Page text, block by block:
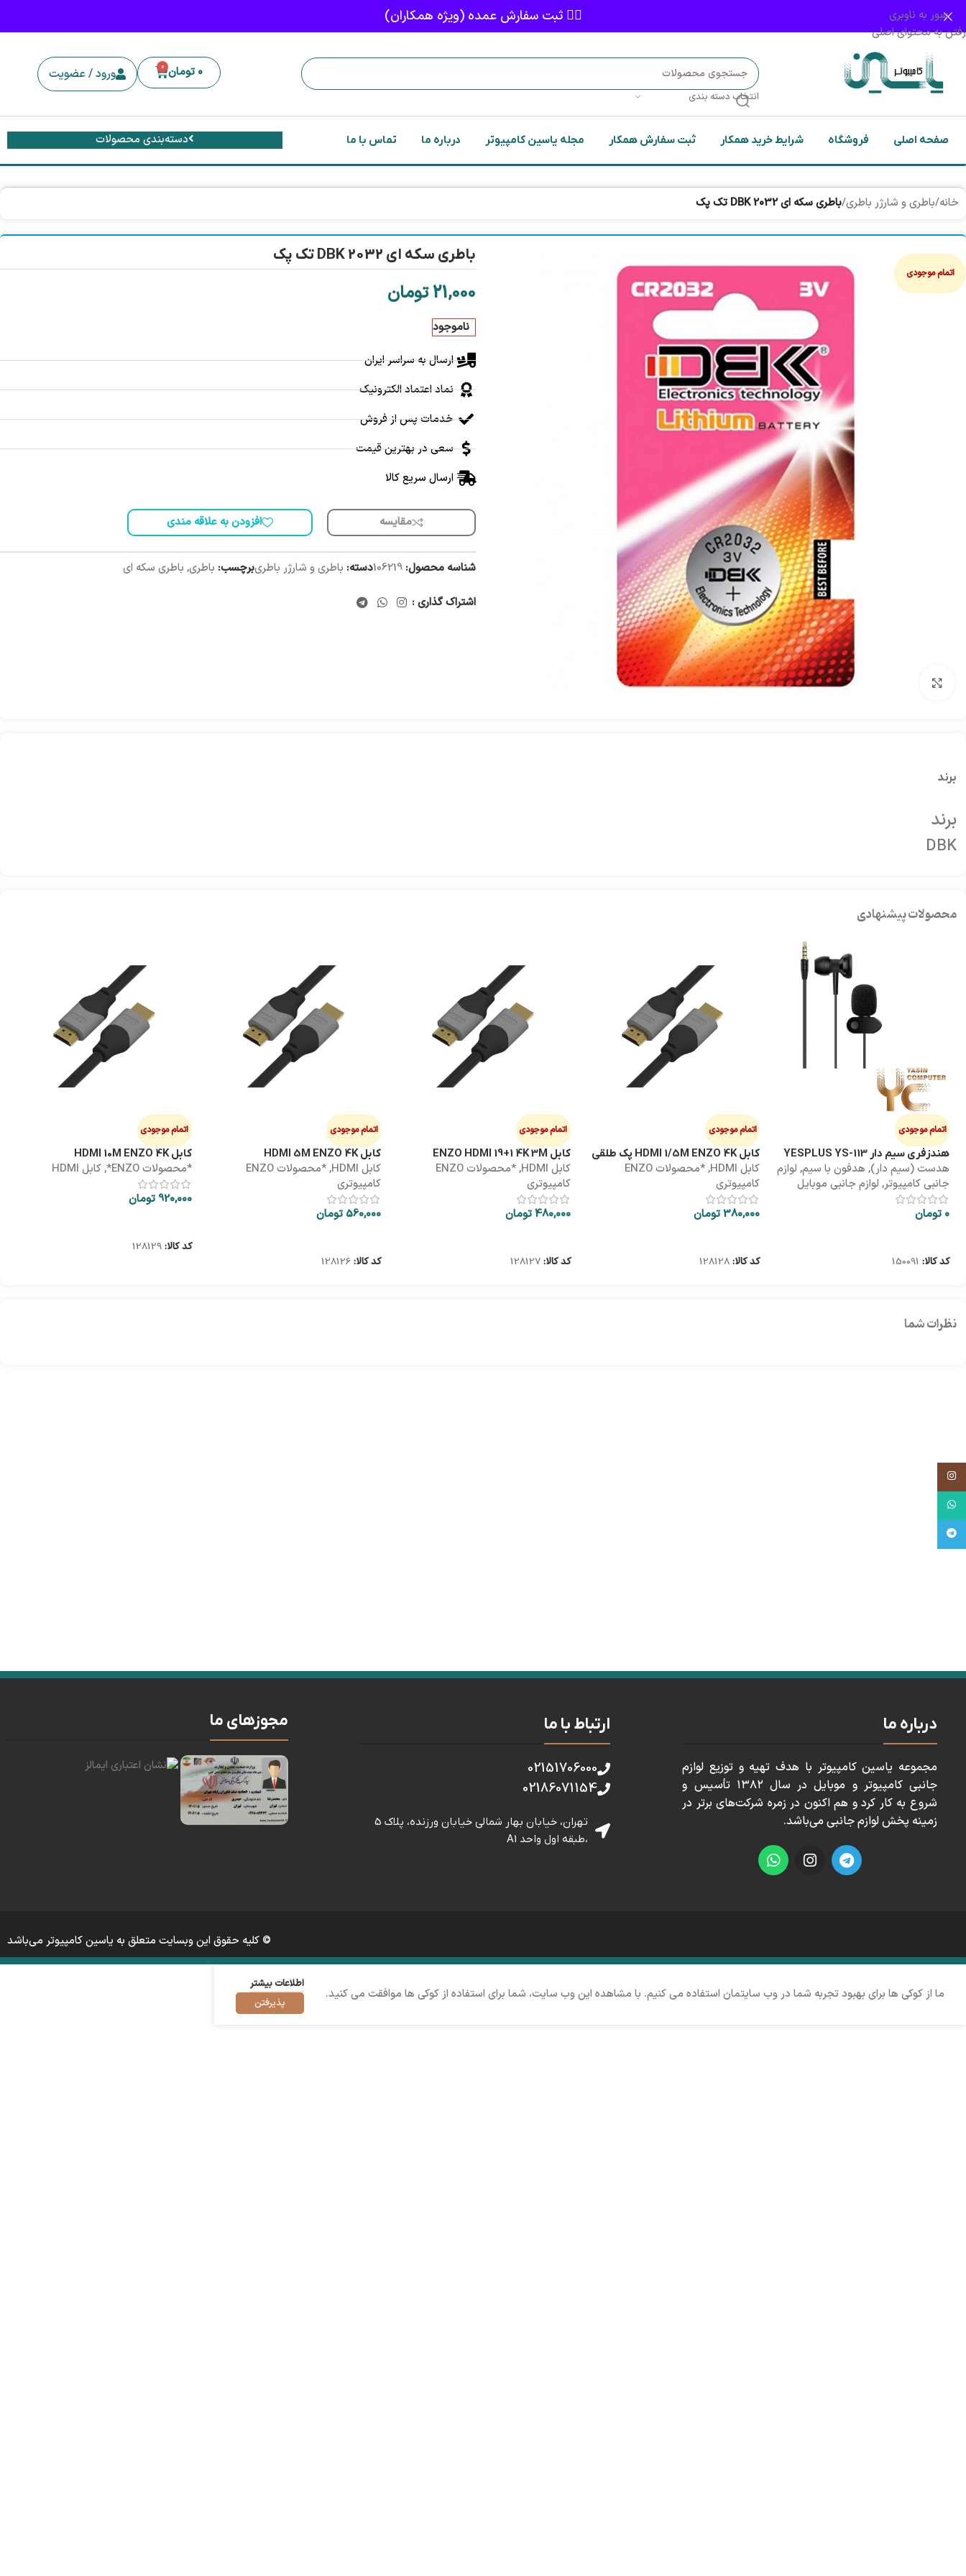
عبور به ناوبری
رفتن به محتوای اصلی
👈🏻 ثبت سفارش عمده (ویژه همکاران)
انتخاب دسته بندی
0 تومان 0 ورود / عضویت
صفحه اصلی فروشگاه شرایط خرید همکار ثبت سفارش همکار مجله یاسین کامپیوتر درباره ما تماس با ما دسته‌بندی محصولات
خانه/باطری و شارژر باطری/باطری سکه ای DBK 2032 تک پک
اتمام موجودی
باطری سکه ای DBK 2032 تک پک
21,000تومان
ناموجود
ارسال به سراسر ایران
نماد اعتماد الکترونیک
خدمات پس از فروش
سعی در بهترین قیمت
ارسال سریع کالا
مقایسه افزودن به علاقه مندی
شناسه محصول: 106219دسته: باطری و شارژر باطریبرچسب: باطری, باطری سکه ای
اشتراک گذاری :
برند
برند
DBK
محصولات پیشنهادی
اتمام موجودی
هندزفری سیم دار YESPLUS YS-113
هدست (سیم دار), هدفون با سیم, لوازم
جانبی کامپیوتر, لوازم جانبی موبایل
0 تومان
کد کالا: 150091
اتمام موجودی
کابل HDMI 1/5M ENZO 4K پک طلقی
کابل HDMI ,
*محصولات ENZO
کامپیوتری
380,000تومان
کد کالا:128128
اتمام موجودی
کابل ENZO HDMI 19+1 4K 3M
کابل HDMI ,
*محصولات ENZO
کامپیوتری
480,000تومان
کد کالا:128127
اتمام موجودی
کابل HDMI 5M ENZO 4K
کابل HDMI ,
*محصولات ENZO
کامپیوتری
560,000 تومان
کد کالا:128126
اتمام موجودی
کابل HDMI 10M ENZO 4K
*محصولات ENZO* ,کابل HDMI
920,000 تومان
کد کالا:128129
نظرات شما
درباره ما
مجموعه ياسين كامپيوتر با هدف تهيه و توزيع لوازم
جانبی كامپيوتر و موبايل در سال ١٣٨٢ تأسيس و
شروع به كار كرد و هم اكنون در زمره شركت‌های برتر در
زمينه پخش لوازم جانبی می‌باشد.
ارتباط با ما
02151706000
02186071154
تهران، خیابان بهار شمالی خيابان ورزنده، پلاک 5
،طبقه اول واحد A1
مجوزهای ما
© کلیه حقوق این وبسایت متعلق به یاسین کامپیوتر می‌باشد
ما از کوکی ها برای بهبود تجربه شما در وب سایتمان استفاده می کنیم. با مشاهده این وب سایت، شما برای استفاده از کوکی ها موافقت می کنید.
اطلاعات بیشتر
پذیرفتن